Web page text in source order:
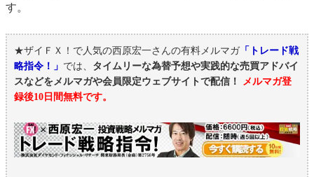
す。
★ザイＦＸ！で人気の西原宏一さんの有料メルマガ「トレード戦
略指令！」 では、 タイムリーな為替予想や実践的な売買アドバイ
スなどをメルマガや会員限定ウェブサイトで配信！
メルマガ登
録後10日間無料です。